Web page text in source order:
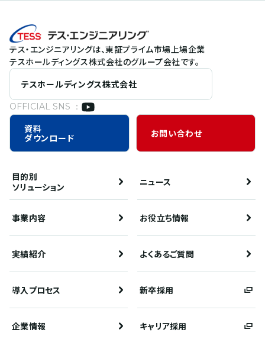
テス・エンジニアリングは、東証プライム市場上場企業
テスホールディングス株式会社のグループ会社です。
テスホールディングス株式会社
OFFICIAL SNS ：
資料
ダウンロード
お問い合わせ
目的別
ソリューション
ニュース
事業内容 お役立ち情報
実績紹介 よくあるご質問
導入プロセス 新卒採用
企業情報 キャリア採用